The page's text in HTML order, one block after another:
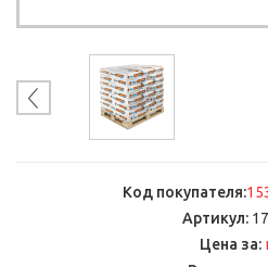
Код покупателя:
Артикул:
Цена за: